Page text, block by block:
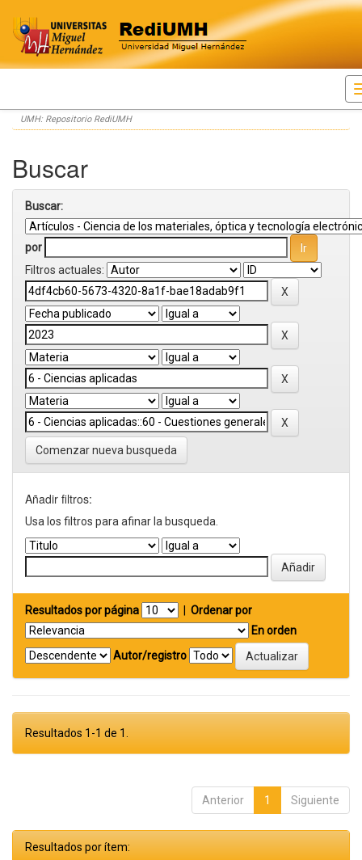
Skip
navigation
UMH: Repositorio RediUMH
Buscar
Buscar:
por
Filtros actuales:
Comenzar nueva busqueda
Añadir filtros:
Usa los filtros para afinar la busqueda.
Resultados por página
Ordenar por
En orden
Autor/registro
Resultados 1-1 de 1.
Anterior 1 Siguiente
Resultados por ítem: